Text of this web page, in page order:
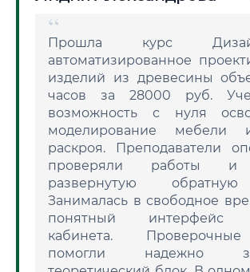
Прошла курс
автоматизированное
изделий из древесины
часов за 28000 руб.
возможность с нуля
моделирование мебели
раскроя. Преподаватели
проверяли работы и
развернутую
Занималась в свободное
понятный интерфейс
кабинета.
помогли надежно